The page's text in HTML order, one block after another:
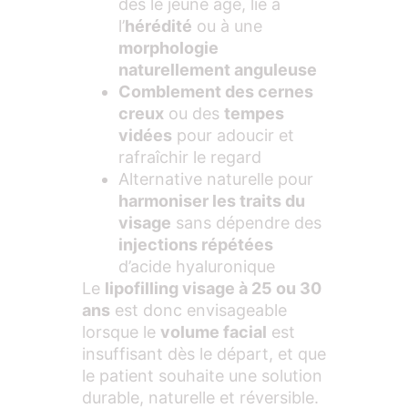
dès le jeune âge, lié à
l’hérédité ou à une
morphologie
naturellement anguleuse
Comblement des cernes
creux ou des tempes
vidées pour adoucir et
rafraîchir le regard
Alternative naturelle pour
harmoniser les traits du
visage sans dépendre des
injections répétées
d’acide hyaluronique
Le lipofilling visage à 25 ou 30
ans est donc envisageable
lorsque le volume facial est
insuffisant dès le départ, et que
le patient souhaite une solution
durable, naturelle et réversible.